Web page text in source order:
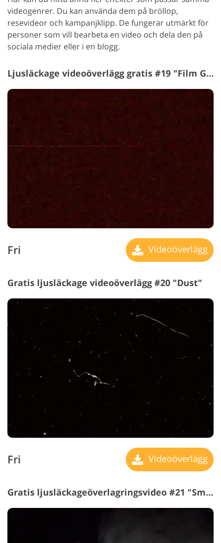
videogenrer. Du kan använda dem på bröllop,
resevideor och kampanjklipp. De fungerar utmärkt för
personer som vill bearbeta en video och dela den på
sociala medier eller i en blogg.
Ljusläckage videoöverlägg gratis #19 "Film Grain"
Fri Videoöverlägg
Gratis ljusläckage videoöverlägg #20 "Dust"
Fri Videoöverlägg
Gratis ljusläckageöverlagringsvideo #21 "Smoke"